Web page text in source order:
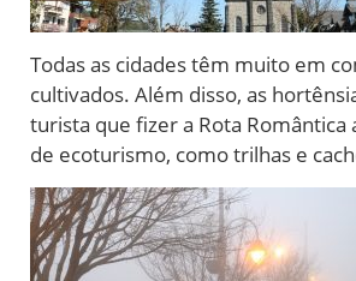
Todas as cidades têm muito em
cultivados. Além disso, as
turista que fizer a Rota
de ecoturismo, como trilhas e